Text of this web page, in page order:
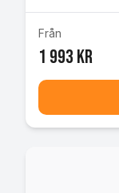
Från
1 993 kr